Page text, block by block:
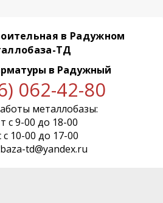
в Радужном
ТД
в Радужный
062-42-80
металлобазы:
с 9-00 до 18-00
с 10-00 до 17-00
td@yandex.ru